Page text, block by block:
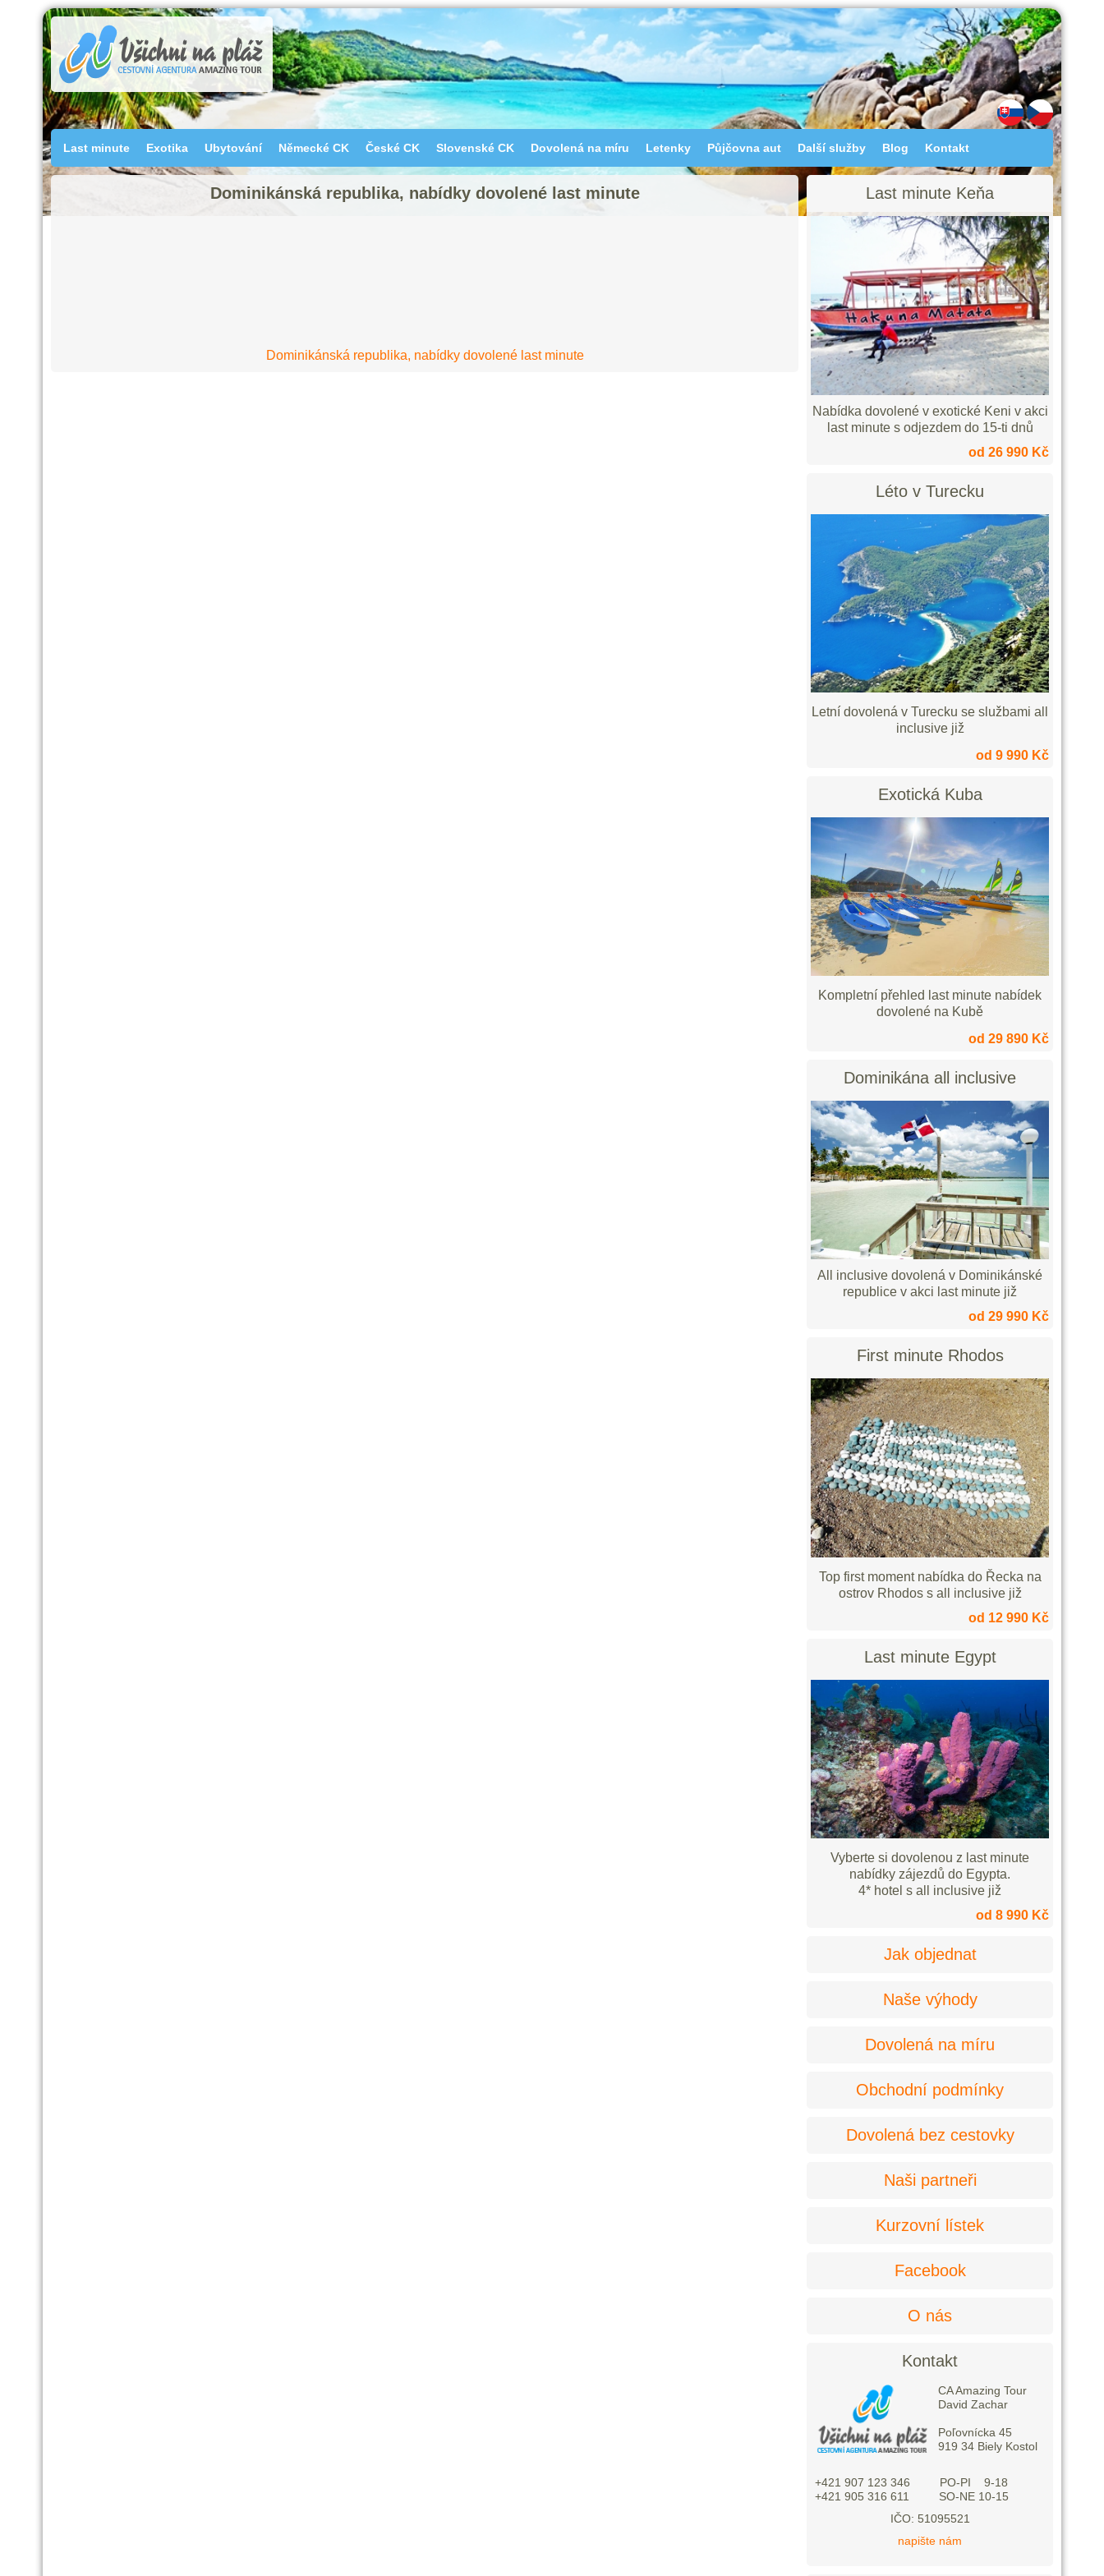
Last minute Exotika Ubytování Německé CK České CK Slovenské CK Dovolená na míru Letenky Půjčovna aut Další služby Blog Kontakt
Dominikánská republika, nabídky dovolené last minute
Dominikánská republika, nabídky dovolené last minute
Last minute Keňa
Nabídka dovolené v exotické Keni v akci
last minute s odjezdem do 15-ti dnů
od 26 990 Kč
Léto v Turecku
Letní dovolená v Turecku se službami all
inclusive již
od 9 990 Kč
Exotická Kuba
Kompletní přehled last minute nabídek
dovolené na Kubě
od 29 890 Kč
Dominikána all inclusive
All inclusive dovolená v Dominikánské
republice v akci last minute již
od 29 990 Kč
First minute Rhodos
Top first moment nabídka do Řecka na
ostrov Rhodos s all inclusive již
od 12 990 Kč
Last minute Egypt
Vyberte si dovolenou z last minute
nabídky zájezdů do Egypta.
4* hotel s all inclusive již
od 8 990 Kč
Jak objednat
Naše výhody
Dovolená na míru
Obchodní podmínky
Dovolená bez cestovky
Naši partneři
Kurzovní lístek
Facebook
O nás
Kontakt
CA Amazing Tour
David Zachar
Poľovnícka 45
919 34 Biely Kostol
+421 907 123 346 PO-PI 9-18
+421 905 316 611 SO-NE 10-15
IČO: 51095521
napište nám